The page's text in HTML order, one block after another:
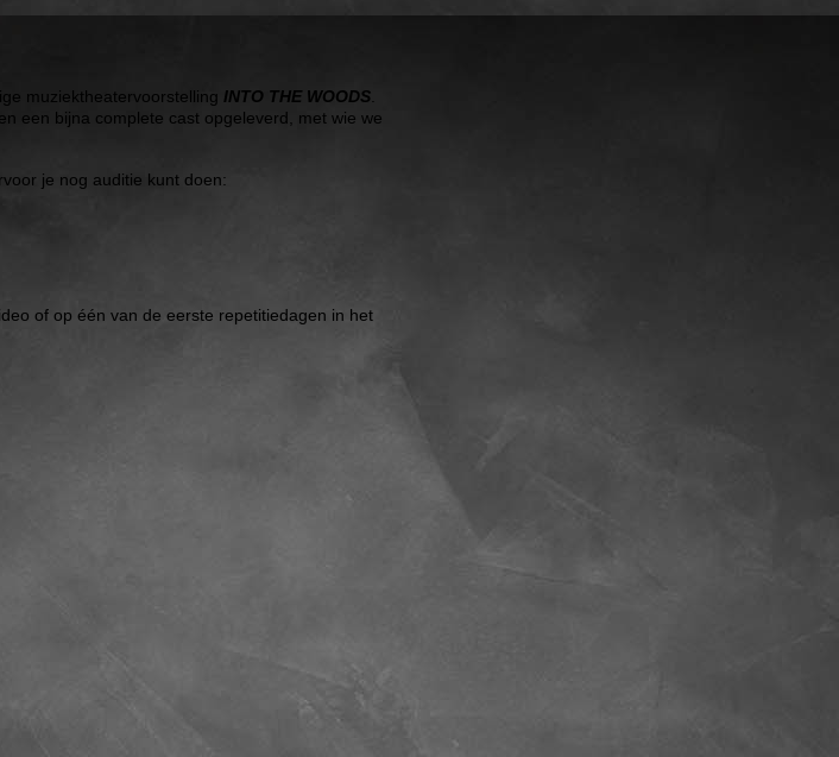
muziektheatervoorstelling INTO THE WOODS
een bijna complete cast opgeleverd, met wie we
je nog auditie kunt doen:
of op één van de eerste repetitiedagen in het